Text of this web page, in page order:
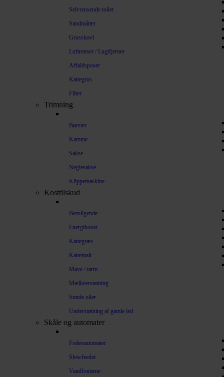
Selvrensende toilet
Sandmåtter
Grusskovl
Luftrenser / Lugtfjerner
Affaldsposer
Kattegrus
Filter
Trimning
Børster
Kamme
Sakse
Neglesakse
Klippemaskine
Kosttilskud
Beroligende
Energiboost
Kattegræs
Kattemalt
Mave / tarm
Mælkeerstatning
Sunde olier
Understøtning af gamle led
Skåle og automater
Foderautomater
Slowfeeder
Vandfontæne